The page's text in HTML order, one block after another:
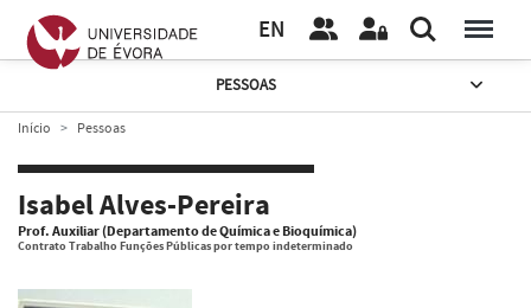
EN
PESSOAS
Início Pessoas
Isabel Alves-Pereira
Prof. Auxiliar (Departamento de Química e Bioquímica)
Contrato Trabalho Funções Públicas por tempo indeterminado